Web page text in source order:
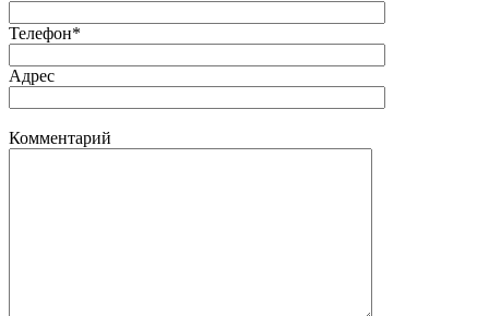
Телефон*
Адрес
Комментарий